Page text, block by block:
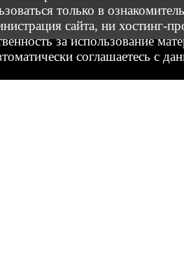
только в
сайта, ни хостинг-
за использование
соглашаетесь с